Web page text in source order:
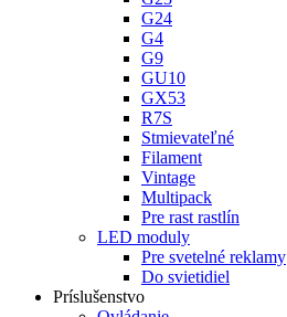
G24
G4
G9
GU10
GX53
R7S
Stmievateľné
Filament
Vintage
Multipack
Pre rast rastlín
LED moduly
Pre svetelné reklamy
Do svietidiel
Príslušenstvo